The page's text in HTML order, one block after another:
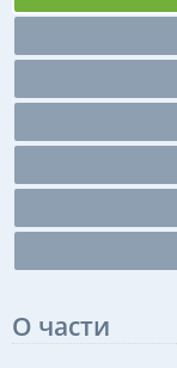
О части